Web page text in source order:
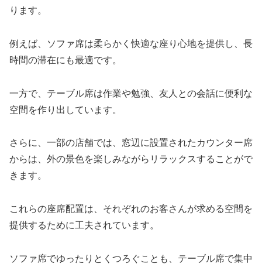
ります。
例えば、ソファ席は柔らかく快適な座り心地を提供し、長
時間の滞在にも最適です。
一方で、テーブル席は作業や勉強、友人との会話に便利な
空間を作り出しています。
さらに、一部の店舗では、窓辺に設置されたカウンター席
からは、外の景色を楽しみながらリラックスすることがで
きます。
これらの座席配置は、それぞれのお客さんが求める空間を
提供するために工夫されています。
ソファ席でゆったりとくつろぐことも、テーブル席で集中